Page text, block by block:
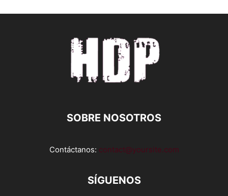
SOBRE NOSOTROS
Contáctanos: contact@yoursite.com
SÍGUENOS